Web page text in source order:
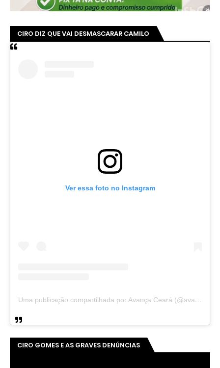
CIRO DIZ QUE VAI DESMASCARAR CAMILO
Ver essa foto no Instagram
Uma publicação compartilhada por Avança Ceará (@avancaceara)
CIRO GOMES E AS GRAVES DENÚNCIAS